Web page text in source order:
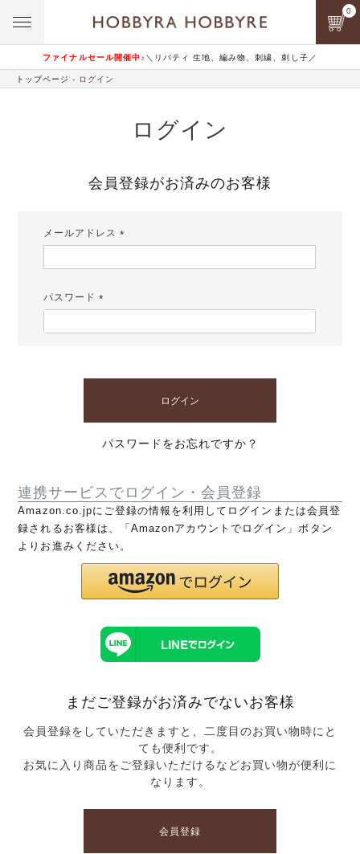
ファイナルセール開催中♪ ＼リバティ 生地、編み物、刺繍、刺し子／
0
トップページ ログイン
ログイン
会員登録がお済みのお客様
メールアドレス
パスワード
ログイン
パスワードをお忘れですか？
連携サービスでログイン・会員登録
Amazon.co.jpにご登録の情報を利用してログインまたは会員登
録されるお客様は、「Amazonアカウントでログイン」ボタン
よりお進みください。
まだご登録がお済みでないお客様
会員登録をしていただきますと、二度目のお買い物時にと
ても便利です。
お気に入り商品をご登録いただけるなどお買い物が便利に
なります。
会員登録